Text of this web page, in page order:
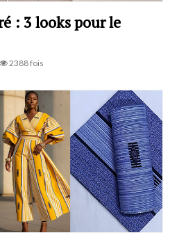
: 3 looks pour le
2388 fois